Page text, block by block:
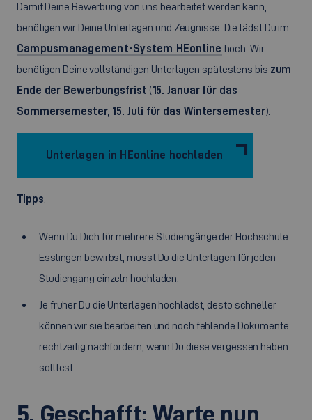
Damit Deine Bewerbung von uns bearbeitet werden kann,
benötigen wir Deine Unterlagen und Zeugnisse. Die lädst Du im
Campusmanagement-System HEonline hoch. Wir
benötigen Deine vollständigen Unterlagen spätestens bis zum
Ende der Bewerbungsfrist (15. Januar für das
Sommersemester, 15. Juli für das Wintersemester).
Unterlagen in HEonline hochladen
Tipps:
Wenn Du Dich für mehrere Studiengänge der Hochschule
Esslingen bewirbst, musst Du die Unterlagen für jeden
Studiengang einzeln hochladen.
Je früher Du die Unterlagen hochlädst, desto schneller
können wir sie bearbeiten und noch fehlende Dokumente
rechtzeitig nachfordern, wenn Du diese vergessen haben
solltest.
5. Geschafft: Warte nun